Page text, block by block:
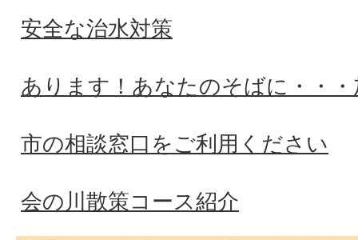
安全な治水対策
あります！あなたのそばに・・
市の相談窓口をご利用ください
会の川散策コース紹介